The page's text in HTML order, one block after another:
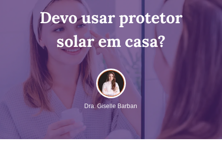
Devo usar protetor
solar em casa?
Dra. Giselle Barban